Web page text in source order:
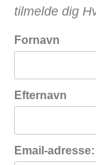
tilmelde dig
Fornavn
Efternavn
Email-adresse: